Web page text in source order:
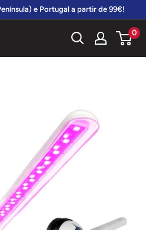
e Portugal a partir de 99€!
0